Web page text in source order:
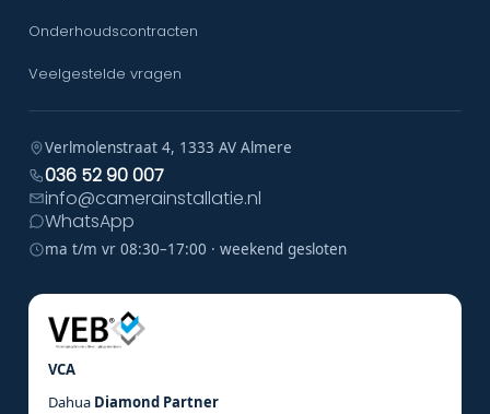
Onderhoudscontracten
Veelgestelde vragen
Verlmolenstraat 4, 1333 AV Almere
036 52 90 007
info@camerainstallatie.nl
WhatsApp
ma t/m vr 08:30–17:00 · weekend gesloten
VCA
Dahua Diamond Partner